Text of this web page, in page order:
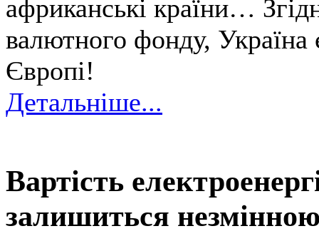
африканські країни…
валютного фонду,
Європі!
Детальніше...
Вартість
залишиться